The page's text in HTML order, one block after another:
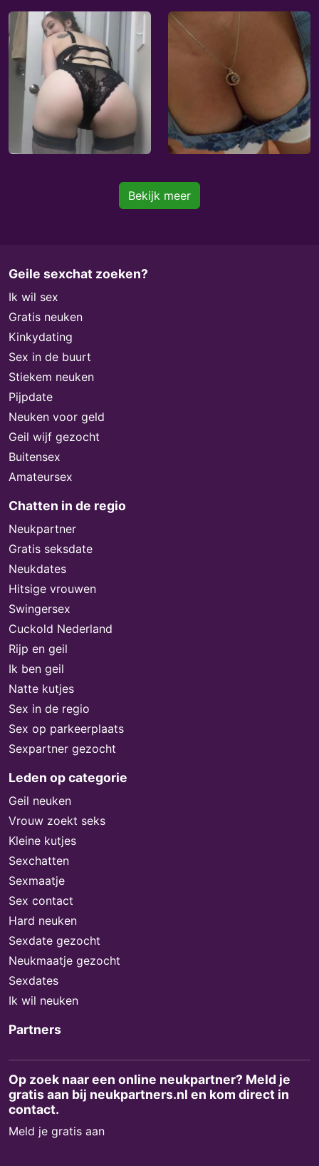
Bekijk meer
Geile sexchat zoeken?
Ik wil sex
Gratis neuken
Kinkydating
Sex in de buurt
Stiekem neuken
Pijpdate
Neuken voor geld
Geil wijf gezocht
Buitensex
Amateursex
Chatten in de regio
Neukpartner
Gratis seksdate
Neukdates
Hitsige vrouwen
Swingersex
Cuckold Nederland
Rijp en geil
Ik ben geil
Natte kutjes
Sex in de regio
Sex op parkeerplaats
Sexpartner gezocht
Leden op categorie
Geil neuken
Vrouw zoekt seks
Kleine kutjes
Sexchatten
Sexmaatje
Sex contact
Hard neuken
Sexdate gezocht
Neukmaatje gezocht
Sexdates
Ik wil neuken
Partners
Op zoek naar een online neukpartner? Meld je
gratis aan bij neukpartners.nl en kom direct in
contact.
Meld je gratis aan